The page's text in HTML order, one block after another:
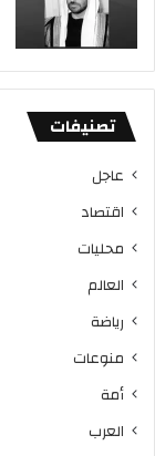
تصنيفات
عاجل
اقتصاد
محليات
العالم
رياضة
منوعات
أمة
العرب